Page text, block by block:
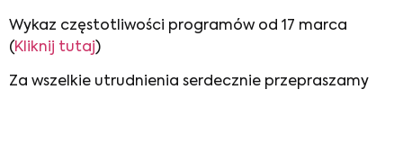
Wykaz częstotliwości programów od 17 marca
( Kliknij tutaj)
Za wszelkie utrudnienia serdecznie przepraszamy